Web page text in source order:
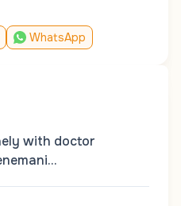
WhatsApp
with doctor